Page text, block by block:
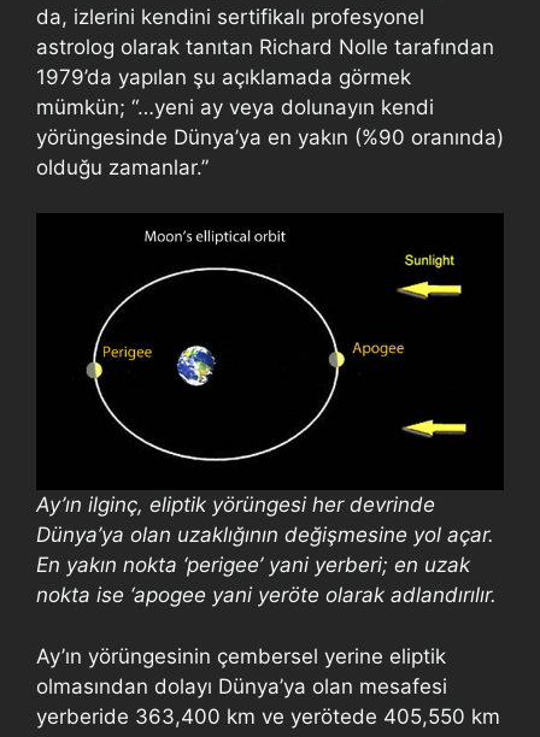
da, izlerini kendini sertifikalı profesyonel
astrolog olarak tanıtan Richard Nolle tarafından
1979’da yapılan şu açıklamada görmek
mümkün; “…yeni ay veya dolunayın kendi
yörüngesinde Dünya’ya en yakın (%90 oranında)
olduğu zamanlar.”
Ay’ın ilginç, eliptik yörüngesi her devrinde
Dünya’ya olan uzaklığının değişmesine yol açar.
En yakın nokta ‘perigee’ yani yerberi; en uzak
nokta ise ‘apogee yani yeröte olarak adlandırılır.
Ay’ın yörüngesinin çembersel yerine eliptik
olmasından dolayı Dünya’ya olan mesafesi
yerberide 363,400 km ve yerötede 405,550 km